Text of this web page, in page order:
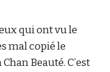
qui ont vu le
mal copié le
Beauté. C’est